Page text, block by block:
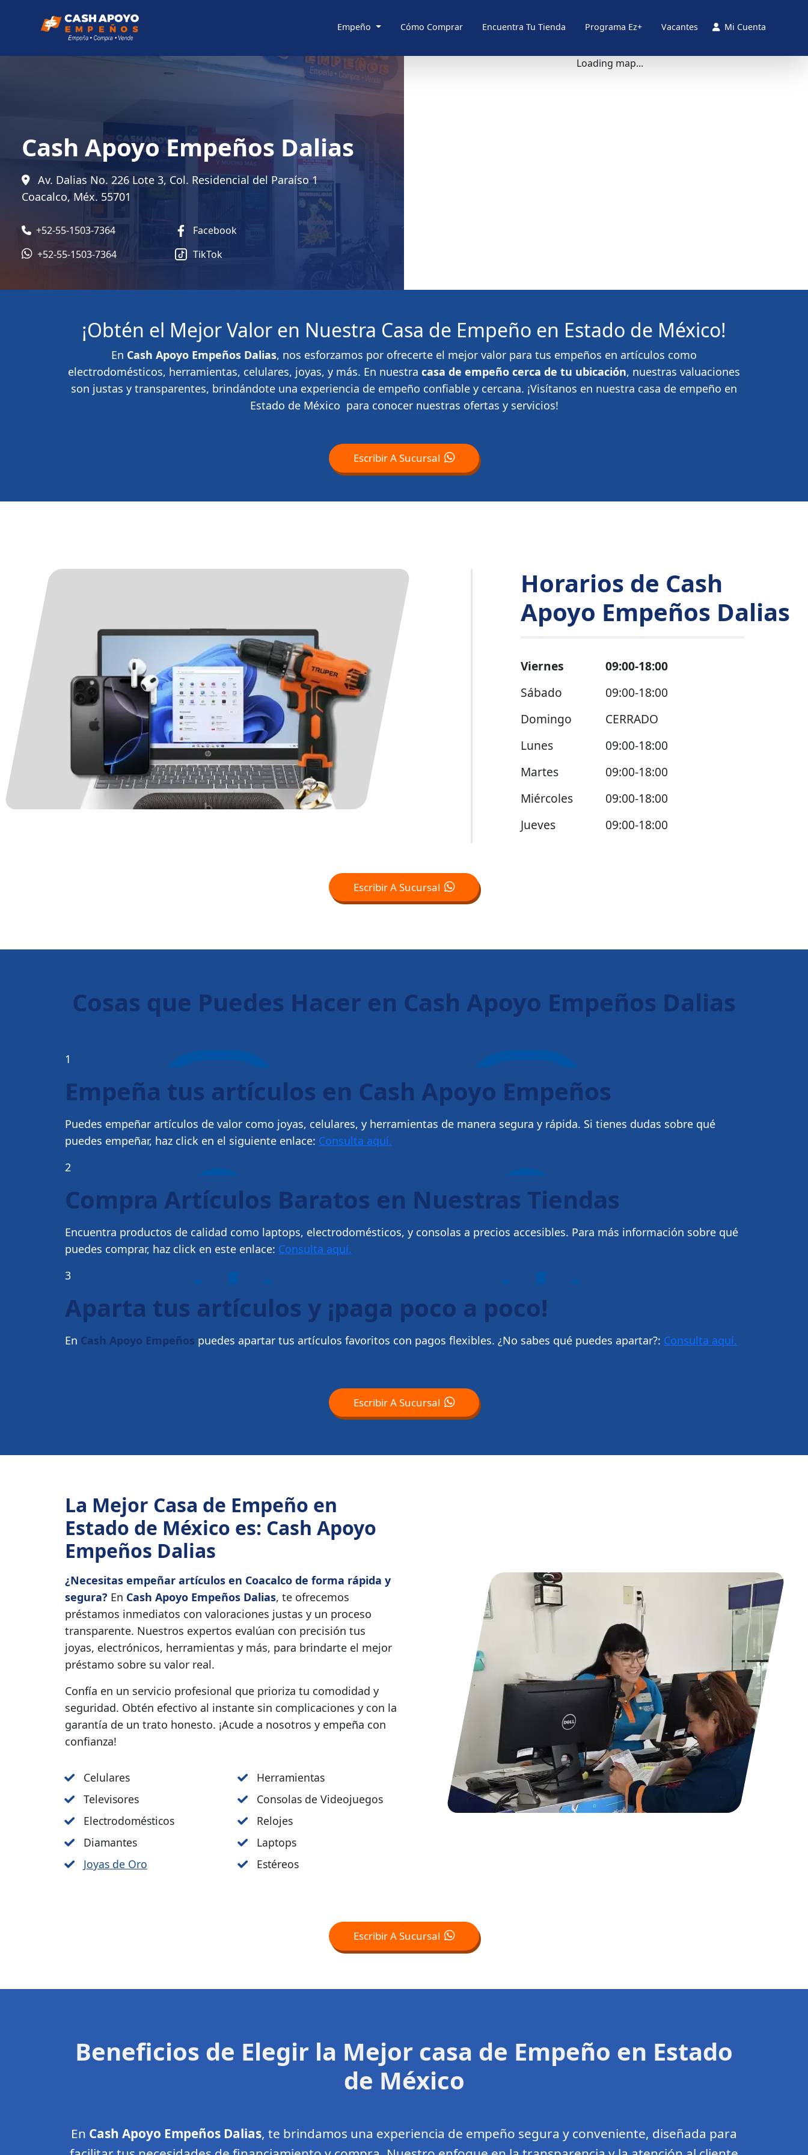
Empeño Cómo Comprar Encuentra Tu Tienda Programa Ez+ Vacantes Mi Cuenta
Cash Apoyo Empeños Dalias
Av. Dalias No. 226 Lote 3, Col. Residencial del Paraíso 1
Coacalco, Méx. 55701
+52-55-1503-7364
+52-55-1503-7364
Facebook
TikTok
Loading map...
¡Obtén el Mejor Valor en Nuestra Casa de Empeño en Estado de México!
En Cash Apoyo Empeños Dalias, nos esforzamos por ofrecerte el mejor valor para tus empeños en artículos como
electrodomésticos, herramientas, celulares, joyas, y más. En nuestra casa de empeño cerca de tu ubicación, nuestras valuaciones
son justas y transparentes, brindándote una experiencia de empeño confiable y cercana. ¡Visítanos en nuestra casa de empeño en
Estado de México para conocer nuestras ofertas y servicios!
Escribir A Sucursal
Horarios de Cash
Apoyo Empeños Dalias
Viernes
09:00-18:00
Sábado
09:00-18:00
Domingo
CERRADO
Lunes
09:00-18:00
Martes
09:00-18:00
Miércoles
09:00-18:00
Jueves
09:00-18:00
Escribir A Sucursal
Cosas que Puedes Hacer en Cash Apoyo Empeños Dalias
1
Empeña tus artículos en Cash Apoyo Empeños
Puedes empeñar artículos de valor como joyas, celulares, y herramientas de manera segura y rápida. Si tienes dudas sobre qué
puedes empeñar, haz click en el siguiente enlace: Consulta aquí.
2
Compra Artículos Baratos en Nuestras Tiendas
Encuentra productos de calidad como laptops, electrodomésticos, y consolas a precios accesibles. Para más información sobre qué
puedes comprar, haz click en este enlace: Consulta aquí.
3
Aparta tus artículos y ¡paga poco a poco!
En Cash Apoyo Empeños puedes apartar tus artículos favoritos con pagos flexibles. ¿No sabes qué puedes apartar?: Consulta aquí.
Escribir A Sucursal
La Mejor Casa de Empeño en
Estado de México es: Cash Apoyo
Empeños Dalias
¿Necesitas empeñar artículos en Coacalco de forma rápida y
segura? En Cash Apoyo Empeños Dalias, te ofrecemos
préstamos inmediatos con valoraciones justas y un proceso
transparente. Nuestros expertos evalúan con precisión tus
joyas, electrónicos, herramientas y más, para brindarte el mejor
préstamo sobre su valor real.
Confía en un servicio profesional que prioriza tu comodidad y
seguridad. Obtén efectivo al instante sin complicaciones y con la
garantía de un trato honesto. ¡Acude a nosotros y empeña con
confianza!
Celulares
Televisores
Electrodomésticos
Diamantes
Joyas de Oro
Herramientas
Consolas de Videojuegos
Relojes
Laptops
Estéreos
Escribir A Sucursal
Beneficios de Elegir la Mejor casa de Empeño en Estado
de México
En Cash Apoyo Empeños Dalias, te brindamos una experiencia de empeño segura y conveniente, diseñada para